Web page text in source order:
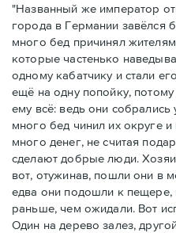
"Названный же император
города в Германии завёлся
много бед причинял
которые частенько
одному кабатчику и стали
ещё на одну попойку,
ему всё: ведь они
много бед чинил их округе
много денег, не считая
сделают добрые люди.
вот, отужинав, пошли они в
едва они подошли к пещере,
раньше, чем ожидали. Вот
Один на дерево залез,